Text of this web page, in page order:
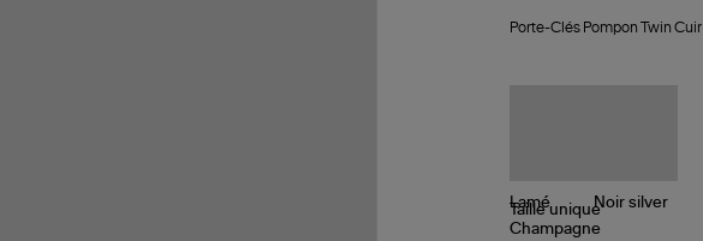
Clés
Porte-Clés Pompon Twin
Tailleunique